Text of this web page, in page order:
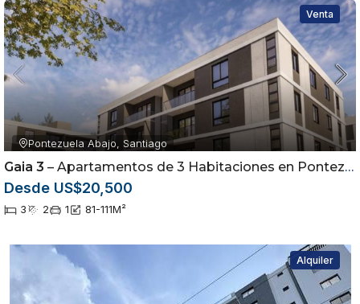
Venta
Pontezuela Abajo, Santiago
Gaia 3 – Apartamentos de 3 Habitaciones en Pontezuela | Airbnb Friendly
Desde US$20,500
3 2 1 81-111M²
Alquiler